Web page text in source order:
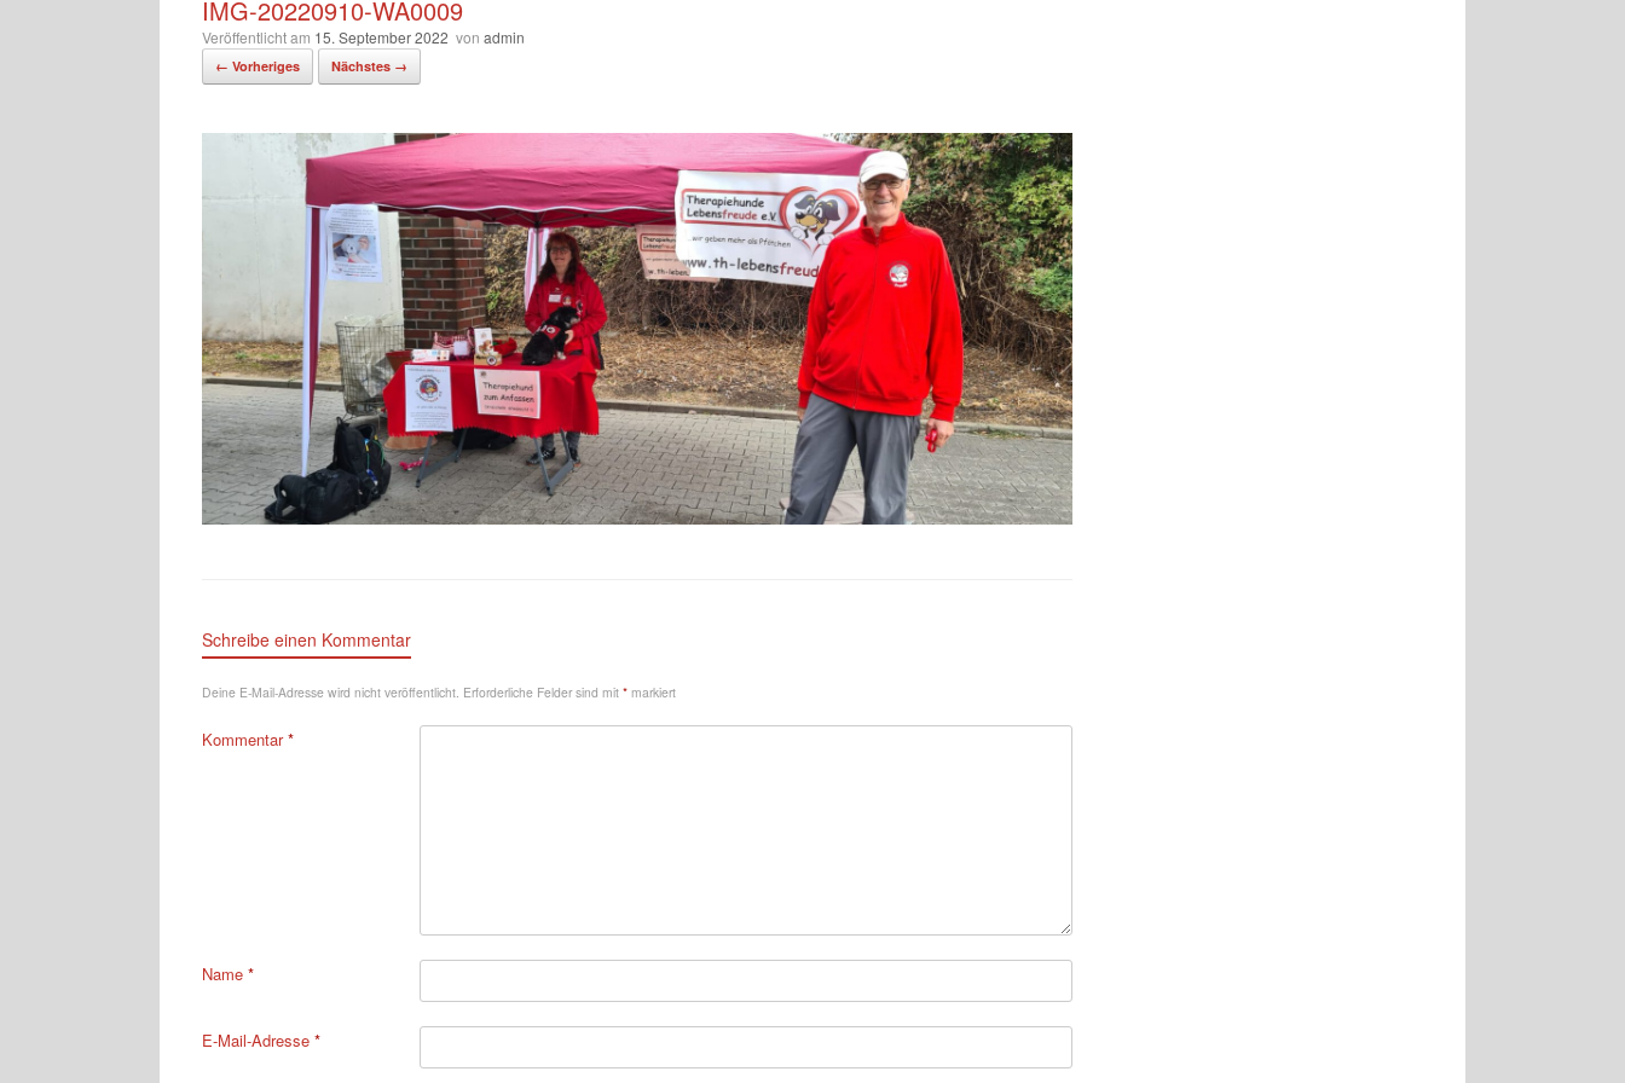
IMG-20220910-WA0009
Veröffentlicht am 15. September 2022 von admin
← Vorheriges Nächstes →
Schreibe einen Kommentar
Deine E-Mail-Adresse wird nicht veröffentlicht. Erforderliche Felder sind mit * markiert
Kommentar*
Name *
E-Mail-Adresse *